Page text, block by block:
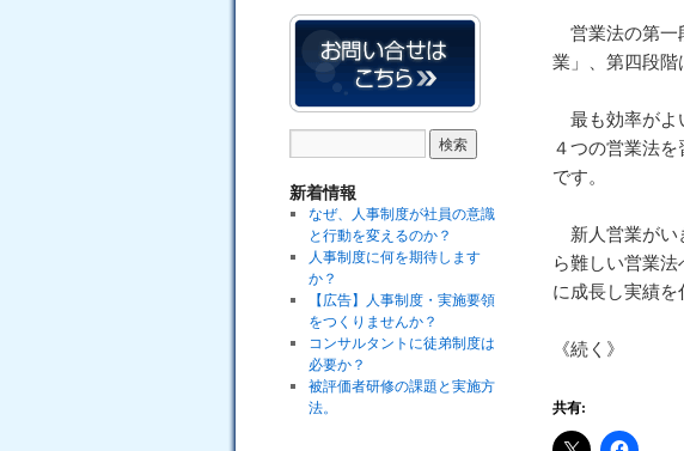
新着情報
なぜ、人事制度が社員の意識
と行動を変えるのか？
人事制度に何を期待します
か？
【広告】人事制度・実施要領
をつくりませんか？
コンサルタントに徒弟制度は
必要か？
被評価者研修の課題と実施方
法。
営業法の第一
業」、第四段階
最も効率がよ
４つの営業法
です。
新人営業がい
ら難しい営業
に成長し実績を
《続く》
共有: